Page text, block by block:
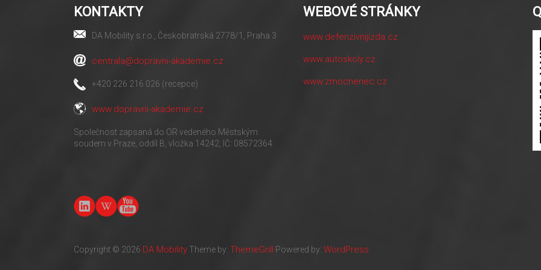
KONTAKTY
DA Mobility s.r.o., Českobratrská 2778/1, Praha 3
centrala@dopravni-akademie.cz
+420 226 216 026 (recepce)
www.dopravni-akademie.cz
Společnost zapsaná do OR vedeného Městským
soudem v Praze, oddíl B, vložka 14242, IČ: 08572364
WEBOVÉ STRÁNKY
www.defenzivnijizda.cz
www.autoskoly.cz
www.zmocnenec.cz
Copyright © 2026 DA Mobility Theme by: ThemeGrill Powered by: WordPress